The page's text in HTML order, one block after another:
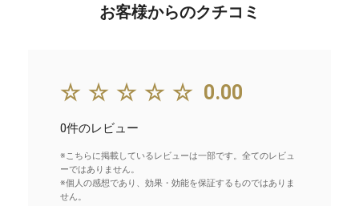
お客様からのクチコミ
☆☆☆☆☆ 0.00
0件のレビュー
※こちらに掲載しているレビューは一部です。全てのレビュ
ーではありません。
※個人の感想であり、効果・効能を保証するものではありま
せん。